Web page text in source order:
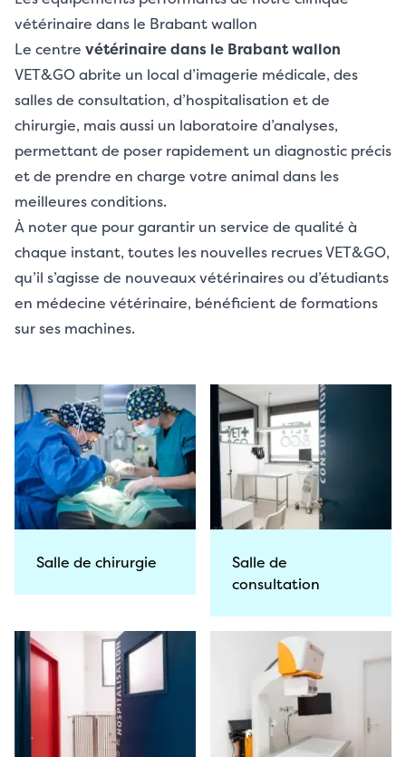
vétérinaire dans le Brabant wallon
Le centre vétérinaire dans le Brabant wallon
VET&GO abrite un local d’imagerie médicale, des
salles de consultation, d’hospitalisation et de
chirurgie, mais aussi un laboratoire d’analyses,
permettant de poser rapidement un diagnostic précis
et de prendre en charge votre animal dans les
meilleures conditions.
À noter que pour garantir un service de qualité à
chaque instant, toutes les nouvelles recrues VET&GO,
qu’il s’agisse de nouveaux vétérinaires ou d’étudiants
en médecine vétérinaire, bénéficient de formations
sur ses machines.
Salle de chirurgie
Salle de
consultation